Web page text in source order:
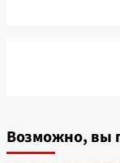
Возможно, вы